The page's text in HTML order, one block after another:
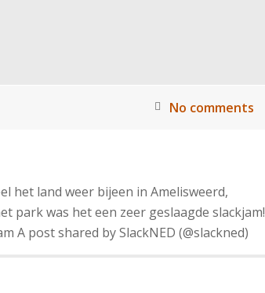
No comments
het land weer bijeen in Amelisweerd,
park was het een zeer geslaagde slackjam!
A post shared by SlackNED (@slackned)